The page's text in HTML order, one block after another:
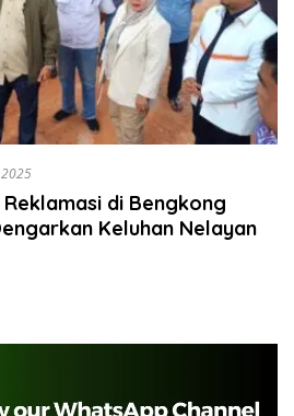
di Bengkong
Keluhan Nelayan